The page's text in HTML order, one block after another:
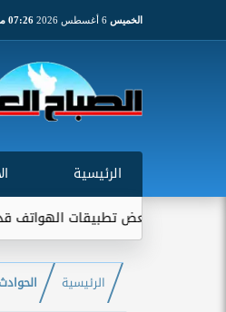
الخميس 07:26 مـ
الرئيسية
تطبيقات الهواتف قد تشارك
الرئيسية الحوادث